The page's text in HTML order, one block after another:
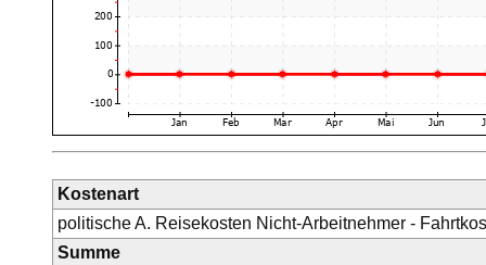
Kostenart
politische A. Reisekosten Nicht-Arbeitnehmer -
Summe